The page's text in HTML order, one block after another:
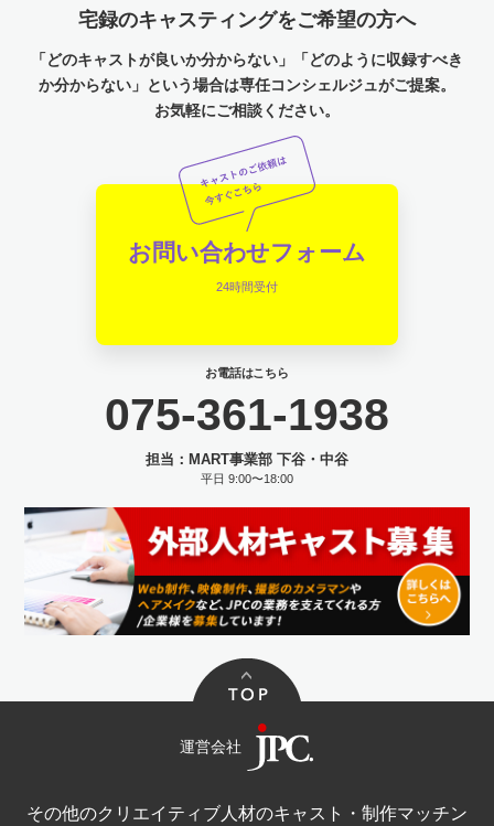
宅録のキャスティングをご希望の方へ
「どのキャストが良いか分からない」「どのように収録すべき
か分からない」という場合は専任コンシェルジュがご提案。
お気軽にご相談ください。
お問い合わせフォーム
24時間受付
お電話はこちら
075-361-1938
担当：MART事業部 下谷・中谷
平日 9:00〜18:00
運営会社
その他のクリエイティブ人材のキャスト・制作マッチン